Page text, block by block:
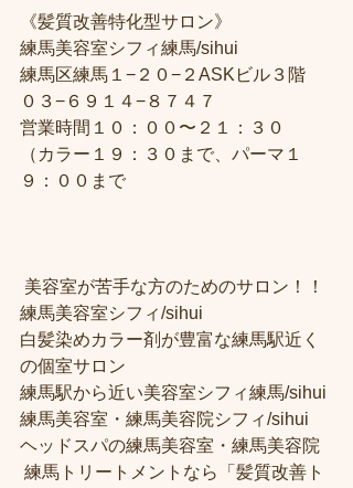
《髪質改善特化型サロン》
練馬美容室シフィ練馬/sihui
練馬区練馬１−２０−２ASKビル３階
０３−６９１４−８７４７
営業時間１０：００〜２１：３０
（カラー１９：３０まで、パーマ１
９：００まで
練馬美容室シフィ/sihui
白髪染めカラー剤が豊富な練馬駅近く
の個室サロン
練馬駅から近い美容室シフィ練馬/sihui
練馬美容室・練馬美容院シフィ/sihui
ヘッドスパの練馬美容室・練馬美容院